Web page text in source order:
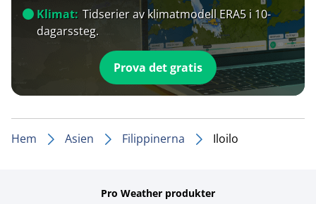
Klimat: Tidserier av klimatmodell ERA5 i 10-
dagarssteg.
Prova det gratis
Hem Asien Filippinerna Iloilo
Pro Weather produkter